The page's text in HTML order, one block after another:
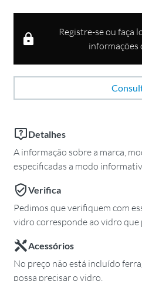
Registre-se ou faça
informações
Detalhes
A informação sobre a marca,
especificadas a modo
Verifica
Pedimos que verifiquem com
vidro corresponde ao vidro que
Acessórios
No preço não está incluído
possa precisar o vidro.